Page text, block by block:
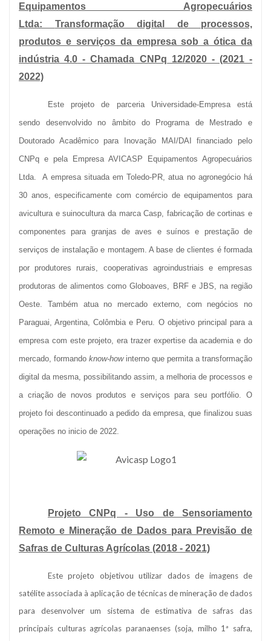
Equipamentos Agropecuários
Ltda: Transformação digital de processos,
produtos e serviços da empresa sob a ótica da
indústria 4.0 - Chamada CNPq 12/2020 - (2021 -
2022)
Este projeto de parceria Universidade-Empresa está
sendo desenvolvido no âmbito do Programa de Mestrado e
Doutorado Acadêmico para Inovação MAI/DAI financiado pelo
CNPq e pela Empresa AVICASP Equipamentos Agropecuários
Ltda. A empresa situada em Toledo-PR, atua no agronegócio há
30 anos, especificamente com comércio de equipamentos para
avicultura e suinocultura da marca Casp, fabricação de cortinas e
componentes para granjas de aves e suínos e prestação de
serviços de instalação e montagem. A base de clientes é formada
por produtores rurais, cooperativas agroindustriais e empresas
produtoras de alimentos como Globoaves, BRF e JBS, na região
Oeste. Também atua no mercado externo, com negócios no
Paraguai, Argentina, Colômbia e Peru. O objetivo principal para a
empresa com este projeto, era trazer expertise da academia e do
mercado, formando know-how interno que permita a transformação
digital da mesma, possibilitando assim, a melhoria de processos e
a criação de novos produtos e serviços para seu portfólio. O
projeto foi descontinuado a pedido da empresa, que finalizou suas
operações no inicio de 2022.
Projeto CNPq - Uso de Sensoriamento
Remoto e Mineração de Dados para Previsão de
Safras de Culturas Agrícolas (2018 - 2021)
Este projeto objetivou utilizar dados de imagens de
satélite associada à aplicação de técnicas de mineração de dados
para desenvolver um sistema de estimativa de safras das
principais culturas agrícolas paranaenses (soja, milho 1ª safra,